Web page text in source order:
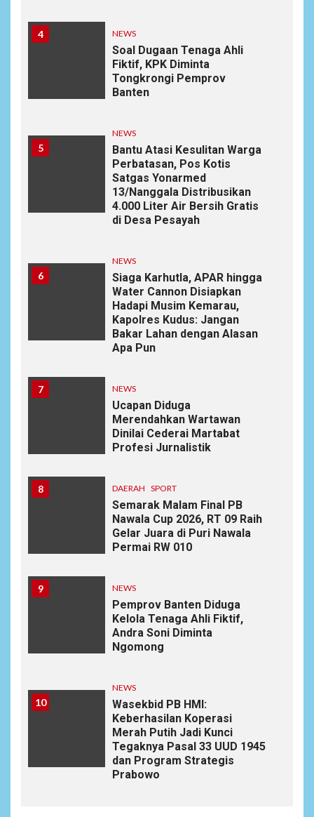
4 NEWS
Soal Dugaan Tenaga Ahli
Fiktif, KPK Diminta
Tongkrongi Pemprov
Banten
5
NEWS
Bantu Atasi Kesulitan Warga
Perbatasan, Pos Kotis
Satgas Yonarmed
13/Nanggala Distribusikan
4.000 Liter Air Bersih Gratis
di Desa Pesayah
6
NEWS
Siaga Karhutla, APAR hingga
Water Cannon Disiapkan
Hadapi Musim Kemarau,
Kapolres Kudus: Jangan
Bakar Lahan dengan Alasan
Apa Pun
7 NEWS
Ucapan Diduga
Merendahkan Wartawan
Dinilai Cederai Martabat
Profesi Jurnalistik
8 DAERAH SPORT
Semarak Malam Final PB
Nawala Cup 2026, RT 09 Raih
Gelar Juara di Puri Nawala
Permai RW 010
9 NEWS
Pemprov Banten Diduga
Kelola Tenaga Ahli Fiktif,
Andra Soni Diminta
Ngomong
10
NEWS
Wasekbid PB HMI:
Keberhasilan Koperasi
Merah Putih Jadi Kunci
Tegaknya Pasal 33 UUD 1945
dan Program Strategis
Prabowo